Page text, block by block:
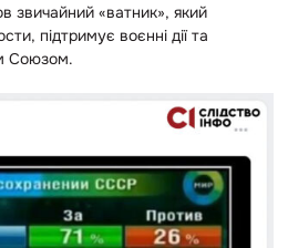
звичайний «ватник», який
підтримує воєнні дії та
Союзом.